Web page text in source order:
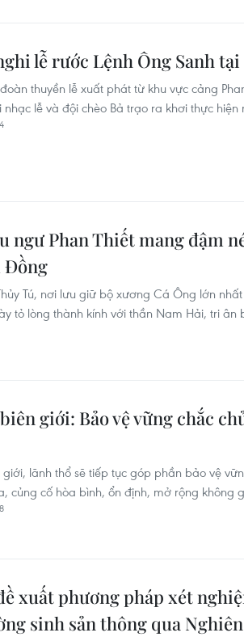
lễ rước Lệnh Ông Sanh
thuyền lễ xuất phát từ khu vực cảng
nhạc lễ và đội chèo Bả trạo ra khơi thực
ngư Phan Thiết mang đậm
Đồng
Tú, nơi lưu giữ bộ xương Cá Ông lớn
tỏ lòng thành kính với thần Nam Hải, tri ân
giới: Bảo vệ vững chắc
lãnh thổ sẽ tiếp tục góp phần bảo vệ
củng cố hòa bình, ổn định, mở rộng không
xuất phương pháp xét
sinh sản thông qua